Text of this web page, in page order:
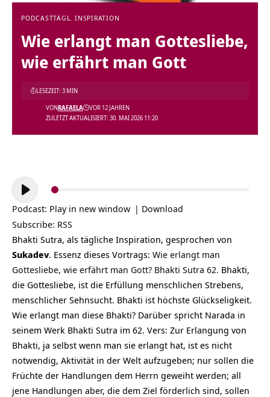
PODCASTTÄGL. INSPIRATION
Wie erlangt man Gottesliebe,
wie erfährt man Gott
ZULETZT AKTUALISIERT: 30. MAI 2026 11:20
VONRAFAELA VOR 12 JAHREN
LESEZEIT: 3 MIN
Audio-
Player
Podcast: Play in new window | Download
Subscribe: RSS
Bhakti Sutra, als tägliche Inspiration, gesprochen von
Sukadev. Essenz dieses Vortrags: Wie erlangt man
Gottesliebe, wie erfährt man Gott? Bhakti Sutra 62. Bhakti,
die Gottesliebe, ist die Erfüllung menschlichen Strebens,
menschlicher Sehnsucht. Bhakti ist höchste Glückseligkeit.
Wie erlangt man diese Bhakti? Darüber spricht Narada in
seinem Werk Bhakti Sutra im 62. Vers: Zur Erlangung von
Bhakti, ja selbst wenn man sie erlangt hat, ist es nicht
notwendig, Aktivität in der Welt aufzugeben; nur sollen die
Früchte der Handlungen dem Herrn geweiht werden; all
jene Handlungen aber, die dem Ziel förderlich sind, sollen